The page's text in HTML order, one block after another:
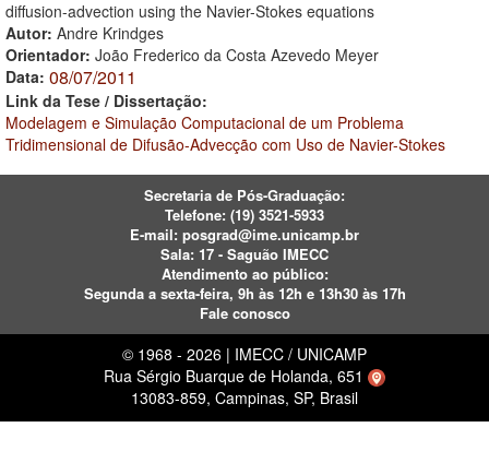
diffusion-advection using the Navier-Stokes equations
Autor: Andre Krindges
Orientador: João Frederico da Costa Azevedo Meyer
Data: 08/07/2011
Link da Tese / Dissertação:
Modelagem e Simulação Computacional de um Problema
Tridimensional de Difusão-Advecção com Uso de Navier-Stokes
Secretaria de Pós-Graduação:
Telefone: (19) 3521-5933
E-mail: posgrad@ime.unicamp.br
Sala: 17 - Saguão IMECC
Atendimento ao público:
Segunda a sexta-feira, 9h às 12h e 13h30 às 17h
Fale conosco
© 1968 - 2026 | IMECC / UNICAMP
Rua Sérgio Buarque de Holanda, 651
13083-859, Campinas, SP, Brasil